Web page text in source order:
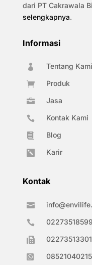
dari PT Cakrawala
selengkapnya.
Informasi
 Tentang Kami
 Produk
 Jasa
 Kontak Kami
 Blog
 Karir
Kontak

 02273518599
 02273513301
